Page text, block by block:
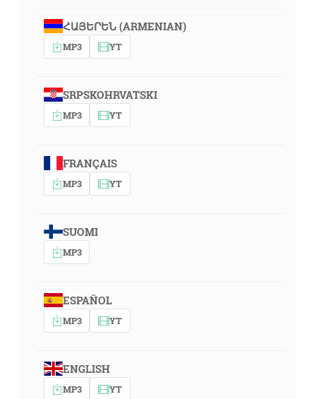
ՀԱՅԵՐԵՆ (ARMENIAN)
MP3 YT
SRPSKOHRVATSKI
MP3 YT
FRANÇAIS
MP3 YT
SUOMI
MP3
ESPAÑOL
MP3 YT
ENGLISH
MP3 YT